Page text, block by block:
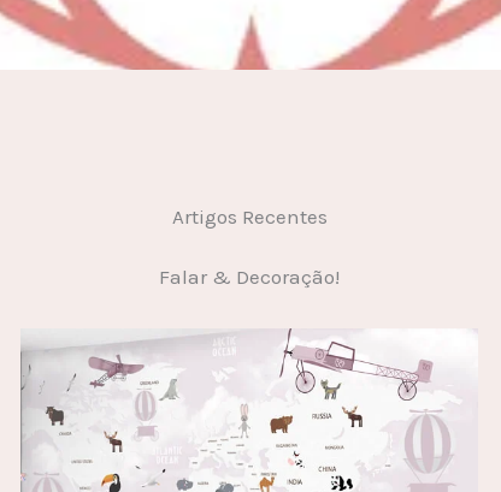
Artigos Recentes
Falar & Decoração!